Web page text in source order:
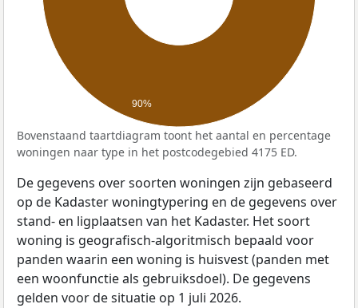
90%
Bovenstaand taartdiagram toont het aantal en percentage
woningen naar type in het postcodegebied 4175 ED.
De gegevens over soorten woningen zijn gebaseerd
op de Kadaster woningtypering en de gegevens over
stand- en ligplaatsen van het Kadaster. Het soort
woning is geografisch-algoritmisch bepaald voor
panden waarin een woning is huisvest (panden met
een woonfunctie als gebruiksdoel). De gegevens
gelden voor de situatie op 1 juli 2026.